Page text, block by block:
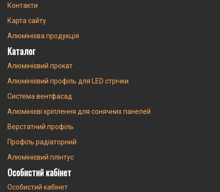
Контакти
Карта сайту
Алюмінієва продукція
Каталог
Алюмінієвий прокат
Алюмінієвий профіль для LED стрічки
Система вентфасад
Алюмінієві кріплення для сонячних панелей
Верстатний профіль
Профіль радіаторний
Алюмінієвий плінтус
Особистий кабінет
Особистий кабінет